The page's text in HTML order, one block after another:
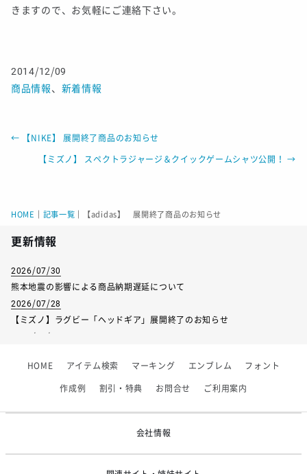
きますので、お気軽にご連絡下さい。
2014/12/09
商品情報、 新着情報
← 【NIKE】 展開終了商品のお知らせ
【ミズノ】 スペクトラジャージ＆クイックゲームシャツ公開！→
HOME 記事一覧 【adidas】 展開終了商品のお知らせ
更新情報
2026/07/30
熊本地震の影響による商品納期遅延について
2026/07/28
【ミズノ】ラグビー「ヘッドギア」展開終了のお知らせ
2026/06/09
【アシックス】一部商品「生地の在庫限り」廃盤のお知らせ
HOME アイテム検索 マーキング エンブレム フォント
作成例 割引・特典 お問合せ ご利用案内
会社情報